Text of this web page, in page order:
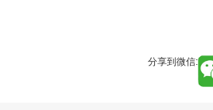
分享到微信: